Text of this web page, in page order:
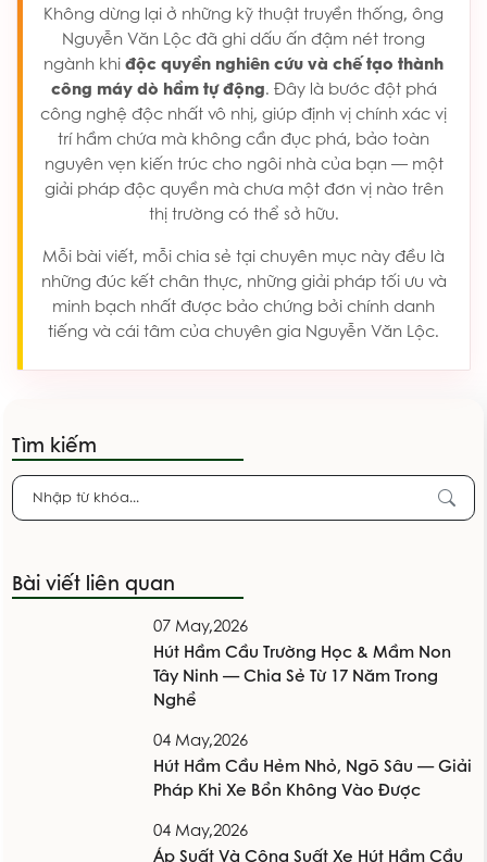
Không dừng lại ở những kỹ thuật truyền thống, ông
Nguyễn Văn Lộc đã ghi dấu ấn đậm nét trong
ngành khiđộc quyền nghiên cứu và chế tạo thành
công máy dò hầm tự động. Đây là bước đột phá
công nghệ độc nhất vô nhị, giúp định vị chính xác vị
trí hầm chứa mà không cần đục phá, bảo toàn
nguyên vẹn kiến trúc cho ngôi nhà của bạn — một
giải pháp độc quyền mà chưa một đơn vị nào trên
thị trường có thể sở hữu.
Mỗi bài viết, mỗi chia sẻ tại chuyên mục này đều là
những đúc kết chân thực, những giải pháp tối ưu và
minh bạch nhất được bảo chứng bởi chính danh
tiếng và cái tâm của chuyên gia Nguyễn Văn Lộc.
Tìm kiếm
Bài viết liên quan
07 May,2026
Hút Hầm Cầu Trường Học & Mầm Non
Tây Ninh — Chia Sẻ Từ 17 Năm Trong
Nghề
04 May,2026
Hút Hầm Cầu Hẻm Nhỏ, Ngõ Sâu — Giải
Pháp Khi Xe Bồn Không Vào Được
04 May,2026
Áp Suất Và Công Suất Xe Hút Hầm Cầu